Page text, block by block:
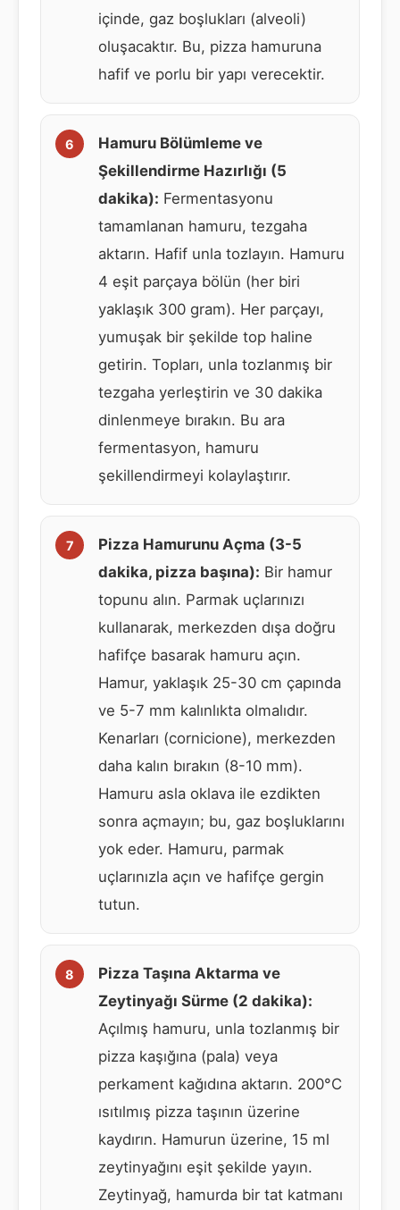
içinde, gaz boşlukları (alveoli)
oluşacaktır. Bu, pizza hamuruna
hafif ve porlu bir yapı verecektir.
Hamuru Bölümleme ve
Şekillendirme Hazırlığı (5
dakika): Fermentasyonu
tamamlanan hamuru, tezgaha
aktarın. Hafif unla tozlayın. Hamuru
4 eşit parçaya bölün (her biri
yaklaşık 300 gram). Her parçayı,
yumuşak bir şekilde top haline
getirin. Topları, unla tozlanmış bir
tezgaha yerleştirin ve 30 dakika
dinlenmeye bırakın. Bu ara
fermentasyon, hamuru
şekillendirmeyi kolaylaştırır.
Pizza Hamurunu Açma (3-5
dakika, pizza başına): Bir hamur
topunu alın. Parmak uçlarınızı
kullanarak, merkezden dışa doğru
hafifçe basarak hamuru açın.
Hamur, yaklaşık 25-30 cm çapında
ve 5-7 mm kalınlıkta olmalıdır.
Kenarları (cornicione), merkezden
daha kalın bırakın (8-10 mm).
Hamuru asla oklava ile ezdikten
sonra açmayın; bu, gaz boşluklarını
yok eder. Hamuru, parmak
uçlarınızla açın ve hafifçe gergin
tutun.
Pizza Taşına Aktarma ve
Zeytinyağı Sürme (2 dakika):
Açılmış hamuru, unla tozlanmış bir
pizza kaşığına (pala) veya
perkament kağıdına aktarın. 200°C
ısıtılmış pizza taşının üzerine
kaydırın. Hamurun üzerine, 15 ml
zeytinyağını eşit şekilde yayın.
Zeytinyağ, hamurda bir tat katmanı